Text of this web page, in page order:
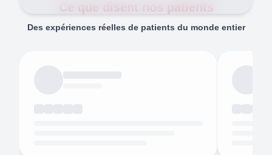
Ce que disent nos patients
Des expériences réelles de patients du monde entier